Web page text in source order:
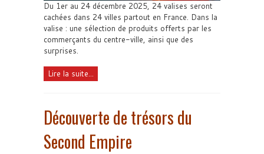
Du 1er au 24 décembre 2025, 24 valises seront
cachées dans 24 villes partout en France. Dans la
valise : une sélection de produits offerts par les
commerçants du centre-ville, ainsi que des
surprises.
Lire la suite...
Découverte de trésors du
Second Empire